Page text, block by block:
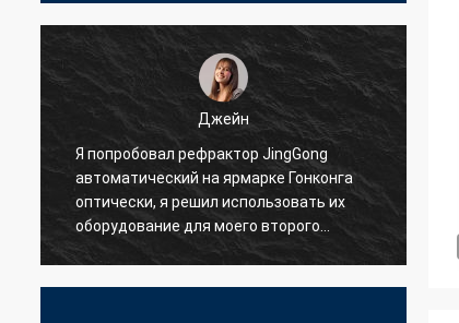
Джейн
Я попробовал рефрактор JingGong
автоматический на ярмарке Гонконга
оптически, я решил использовать их
оборудование для моего второго
магазина, до настоящего времени все